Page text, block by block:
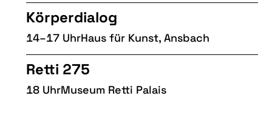
Körperdialog
14–17 UhrHaus für Kunst, Ansbach
Retti 275
18 UhrMuseum Retti Palais